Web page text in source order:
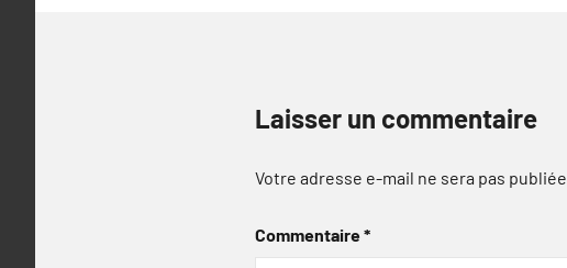
Laisser un commentaire
Votre adresse e-mail ne sera pas publiée.
Commentaire*